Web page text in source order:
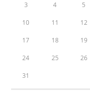
3 4 5
10 11 12
17 18 19
24 25 26
31